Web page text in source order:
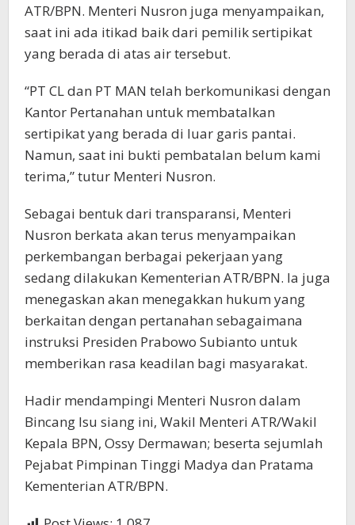
ATR/BPN. Menteri Nusron juga menyampaikan,
saat ini ada itikad baik dari pemilik sertipikat
yang berada di atas air tersebut.
“PT CL dan PT MAN telah berkomunikasi dengan
Kantor Pertanahan untuk membatalkan
sertipikat yang berada di luar garis pantai.
Namun, saat ini bukti pembatalan belum kami
terima,” tutur Menteri Nusron.
Sebagai bentuk dari transparansi, Menteri
Nusron berkata akan terus menyampaikan
perkembangan berbagai pekerjaan yang
sedang dilakukan Kementerian ATR/BPN. Ia juga
menegaskan akan menegakkan hukum yang
berkaitan dengan pertanahan sebagaimana
instruksi Presiden Prabowo Subianto untuk
memberikan rasa keadilan bagi masyarakat.
Hadir mendampingi Menteri Nusron dalam
Bincang Isu siang ini, Wakil Menteri ATR/Wakil
Kepala BPN, Ossy Dermawan; beserta sejumlah
Pejabat Pimpinan Tinggi Madya dan Pratama
Kementerian ATR/BPN.